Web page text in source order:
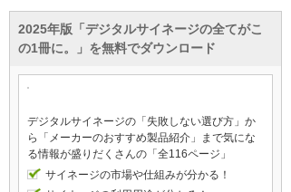
2025年版「デジタルサイネージの全てがこ
の1冊に。」を無料でダウンロード
デジタルサイネージの「失敗しない選び方」か
ら「メーカーのおすすめ製品紹介」まで気にな
る情報が盛りだくさんの「全116ページ」
サイネージの市場や仕組みが分かる！